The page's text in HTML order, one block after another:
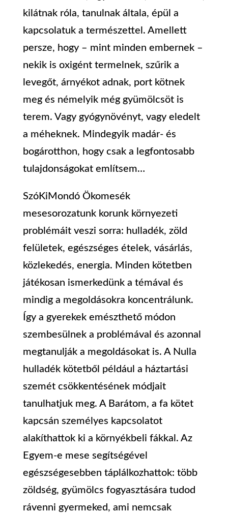
kilátnak róla, tanulnak általa, épül a
kapcsolatuk a természettel. Amellett
persze, hogy – mint minden embernek –
nekik is oxigént termelnek, szűrik a
levegőt, árnyékot adnak, port kötnek
meg és némelyik még gyümölcsöt is
terem. Vagy gyógynövényt, vagy eledelt
a méheknek. Mindegyik madár- és
bogárotthon, hogy csak a legfontosabb
tulajdonságokat említsem…
SzóKiMondó Ökomesék
mesesorozatunk korunk környezeti
problémáit veszi sorra: hulladék, zöld
felületek, egészséges ételek, vásárlás,
közlekedés, energia. Minden kötetben
játékosan ismerkedünk a témával és
mindig a megoldásokra koncentrálunk.
Így a gyerekek emészthető módon
szembesülnek a problémával és azonnal
megtanulják a megoldásokat is. A Nulla
hulladék kötetből például a háztartási
szemét csökkentésének módjait
tanulhatjuk meg. A Barátom, a fa kötet
kapcsán személyes kapcsolatot
alakíthattok ki a környékbeli fákkal. Az
Egyem-e mese segítségével
egészségesebben táplálkozhattok: több
zöldség, gyümölcs fogyasztására tudod
rávenni gyermeked, ami nemcsak